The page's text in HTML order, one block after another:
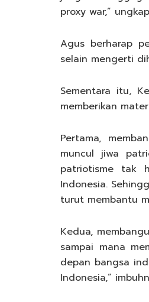
proxy war,”
Agus berharap
selain mengerti
Sementara itu,
memberikan
Pertama,
muncul jiwa
patriotisme tak
Indonesia.
turut membantu
Kedua,
sampai mana
depan bangsa
Indonesia,”